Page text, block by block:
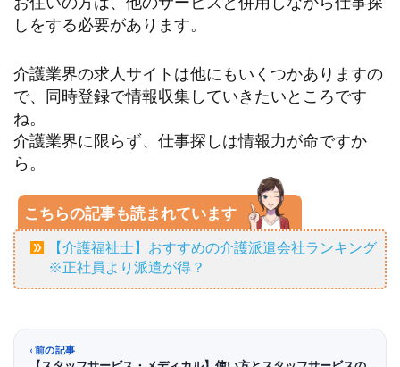
しをする必要があります。
介護業界の求人サイトは他にもいくつかありますの
で、同時登録で情報収集していきたいところです
ね。
介護業界に限らず、仕事探しは情報力が命ですか
ら。
こちらの記事も読まれています
【介護福祉士】おすすめの介護派遣会社ランキング
※正社員より派遣が得？
前の記事